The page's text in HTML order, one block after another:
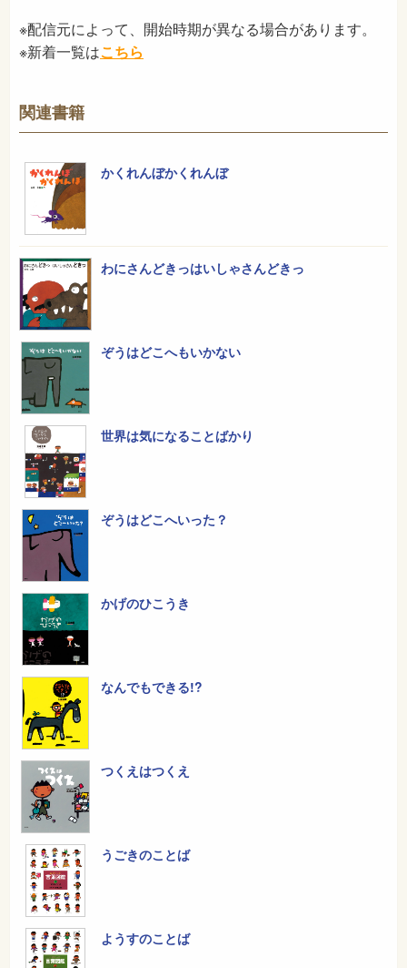
※配信元によって、開始時期が異なる場合があります。
※新着一覧はこちら
関連書籍
かくれんぼかくれんぼ
わにさんどきっはいしゃさんどきっ
ぞうはどこへもいかない
世界は気になることばかり
ぞうはどこへいった？
かげのひこうき
なんでもできる!?
つくえはつくえ
うごきのことば
ようすのことば